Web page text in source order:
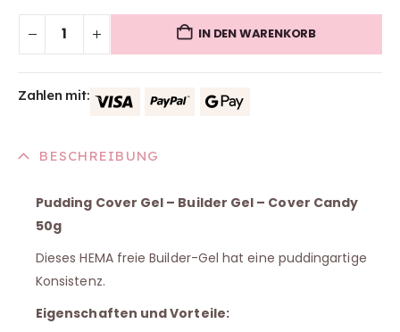
IN DEN WARENKORB
Zahlen mit:
BESCHREIBUNG
Pudding Cover Gel – Builder Gel – Cover Candy
50g
Dieses HEMA freie Builder-Gel hat eine puddingartige
Konsistenz.
Eigenschaften und Vorteile: